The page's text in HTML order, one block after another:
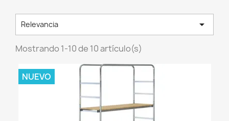
Relevancia 
Mostrando 1-10 de 10 artículo(s)
NUEVO